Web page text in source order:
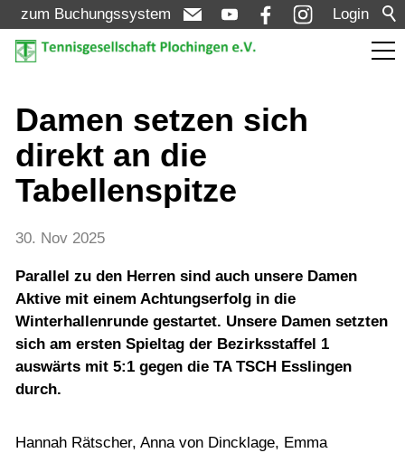
Login
zum Buchungssystem
Aktuelles
Meldungen
Termine
Turniere
Verein
Mannschaften
Damen setzen sich
direkt an die
Tabellenspitze
30. Nov 2025
Parallel zu den Herren sind auch unsere Damen
Aktive mit einem Achtungserfolg in die
Winterhallenrunde gestartet. Unsere Damen setzten
sich am ersten Spieltag der Bezirksstaffel 1
auswärts mit 5:1 gegen die TA TSCH Esslingen
durch.
Hannah Rätscher, Anna von Dincklage, Emma